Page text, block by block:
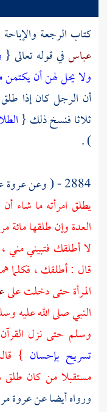
كتاب الرجعة
عباسفي قوله تعالى {
ولا يحل لهن أن يكتمن
أن الرجل كان إذا
ثلاثا فنسخ ذلك {
) .
2884 - ( وعن
عروة
يطلق امرأته ما شاء
العدة وإن طلقها مائة
لا أطلقك فتبيني
قال : أطلقك ،
المرأة حتى دخلت على
النبي صلى الله عليه
وسلم حتى نزل
تسريح بإحسان }
مستقبلا من كان
ورواه أيضا عنعروة